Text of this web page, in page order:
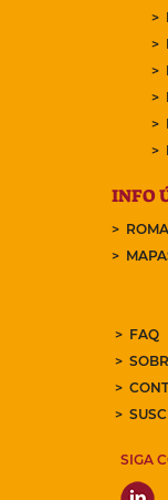
INFO
FAQ
SIGA